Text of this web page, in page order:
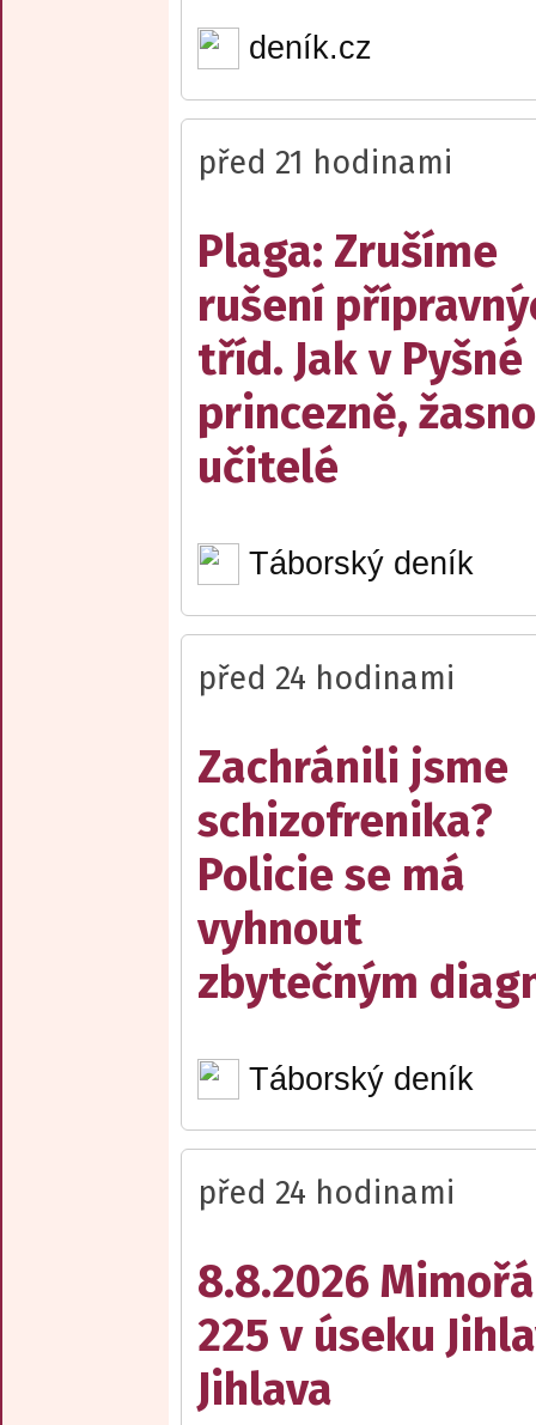
deník.cz
před 21 hodinami
Plaga: Zrušíme
rušení
tříd. Jak v Pyšné
princezně,
učitelé
Táborský deník
před 24 hodinami
Zachránili jsme
schizofrenika?
Policie se má
vyhnout
zbytečným
Táborský deník
před 24 hodinami
8.8.2026
225 v úseku
Jihlava